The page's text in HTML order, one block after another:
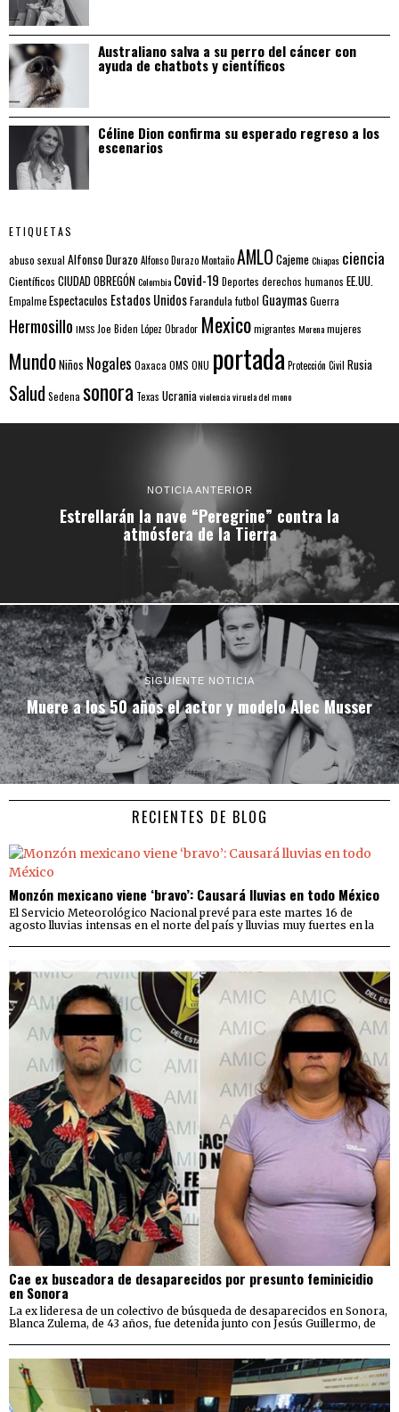
Australiano salva a su perro del cáncer con
ayuda de chatbots y científicos
Céline Dion confirma su esperado regreso a los
escenarios
ETIQUETAS
abuso sexual Alfonso DurazoAlfonso Durazo MontañoAMLO CajemeChiapas ciencia
Científicos CIUDAD OBREGÓNColombia Covid-19 Deportes derechos humanos EE.UU.
EmpalmeEspectaculos Estados UnidosFarandulafutbol GuaymasGuerra
Hermosillo IMSS Joe Biden López Obrador Mexicomigrantes Morenamujeres
MundoNiños Nogales Oaxaca OMS ONU portada Protección Civil Rusia
Salud Sedena sonora Texas Ucraniaviolenciaviruela del mono
NOTICIA ANTERIOR
Estrellarán la nave “Peregrine” contra la
atmósfera de la Tierra
SIGUIENTE NOTICIA
Muere a los 50 años el actor y modelo Alec Musser
RECIENTES DE BLOG
Monzón mexicano viene ‘bravo’: Causará lluvias en todo México
El Servicio Meteorológico Nacional prevé para este martes 16 de
agosto lluvias intensas en el norte del país y lluvias muy fuertes en la
Cae ex buscadora de desaparecidos por presunto feminicidio
en Sonora
La ex lideresa de un colectivo de búsqueda de desaparecidos en Sonora,
Blanca Zulema, de 43 años, fue detenida junto con Jesús Guillermo, de